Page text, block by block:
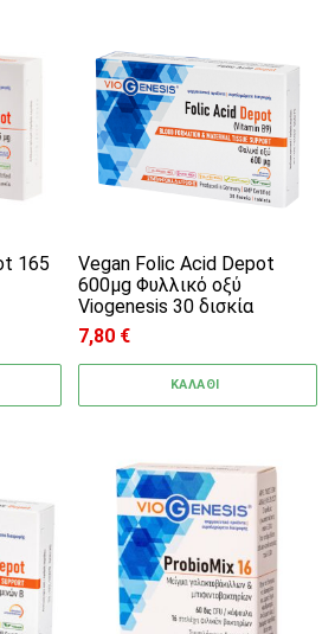
165
Vegan Folic Acid Depot
600μg Φυλλικό οξύ
Viogenesis 30 δισκία
7,80 €
ΚΑΛΑΘΙ